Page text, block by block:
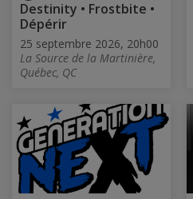
Destinity • Frostbite •
Dépérir
25 septembre 2026, 20h00
La Source de la Martinière,
Québec, QC